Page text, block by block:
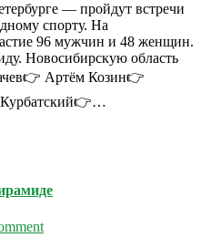
— пройдут встречи
спорту. На
96 мужчин и 48 женщин.
Новосибирскую область
Артём Козин👉